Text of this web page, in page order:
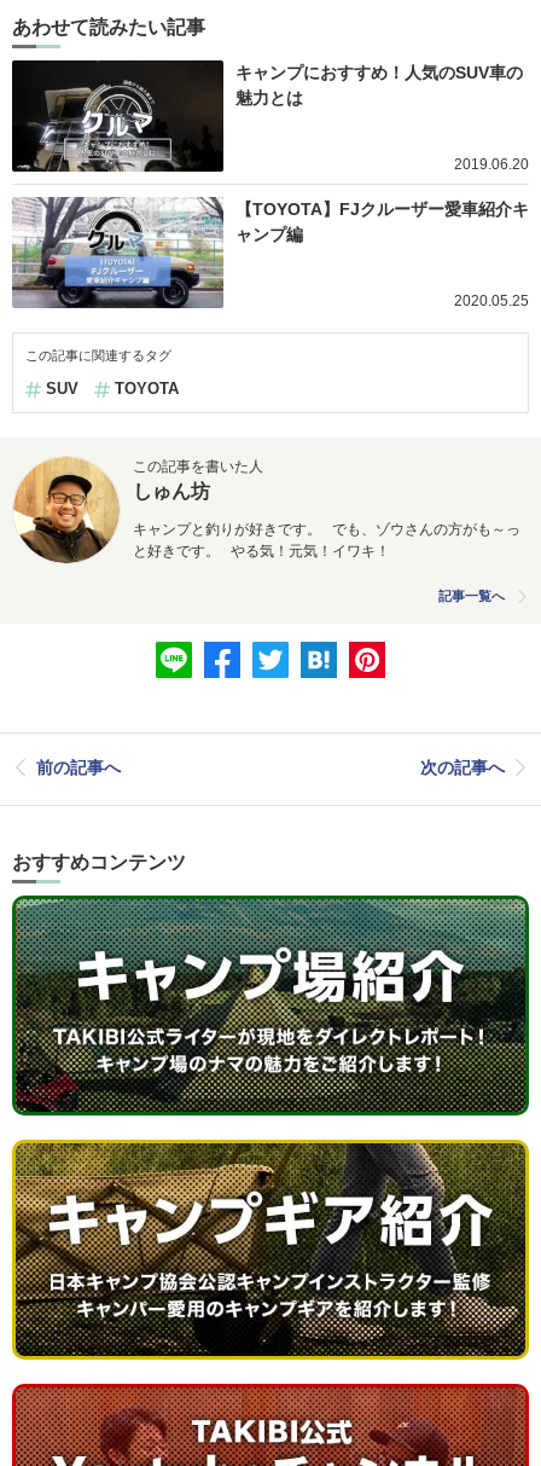
あわせて読みたい記事
キャンプにおすすめ！人気のSUV車の
魅力とは
2019.06.20
【TOYOTA】FJクルーザー愛車紹介キ
ャンプ編
2020.05.25
この記事に関連するタグ
SUV TOYOTA
この記事を書いた人
しゅん坊
キャンプと釣りが好きです。 でも、ゾウさんの方がも～っ
と好きです。 やる気！元気！イワキ！
記事一覧へ
前の記事へ 次の記事へ
おすすめコンテンツ